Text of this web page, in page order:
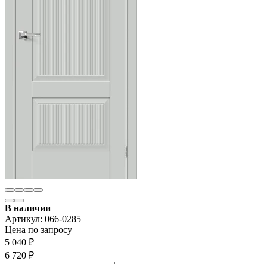
В наличии
Артикул: 066-0285
Цена по запросу
5 040 ₽
6 720 ₽